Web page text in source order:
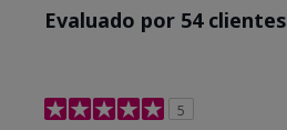
Evaluado por 54 clientes
5